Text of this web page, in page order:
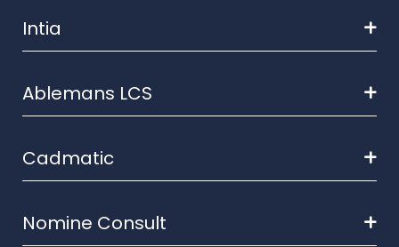
Intia
Ablemans LCS
Cadmatic
Nomine Consult